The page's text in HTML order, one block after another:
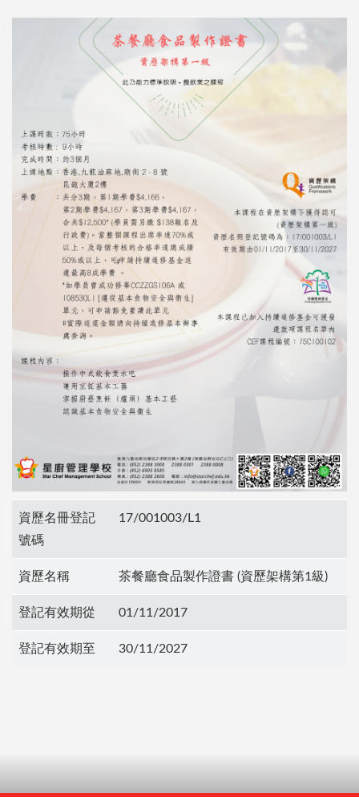
資歷名冊登記
號碼
17/001003/L1
資歷名稱 茶餐廳食品製作證書 (資歷架構第1級)
登記有效期從 01/11/2017
登記有效期至 30/11/2027